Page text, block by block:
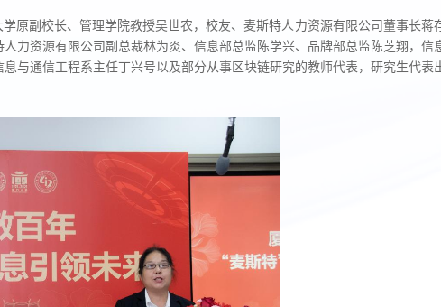
原副校长、管理学院教授吴世农，校友、麦斯特人力资源有限公司董事长蒋
力资源有限公司副总裁林为炎、信息部总监陈学兴、品牌部总监陈芝翔，信
与通信工程系主任丁兴号以及部分从事区块链研究的教师代表，研究生代表